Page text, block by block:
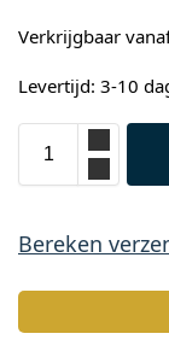
Verkrijgbaar
Levertijd: 3-10
Bereken